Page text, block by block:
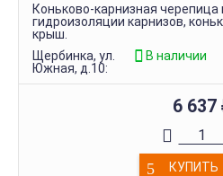
Коньково-карнизная
гидроизоляции карнизов,
крыш.
Щербинка, ул.
Южная, д.10:
В наличии
6 637
КУПИТЬ